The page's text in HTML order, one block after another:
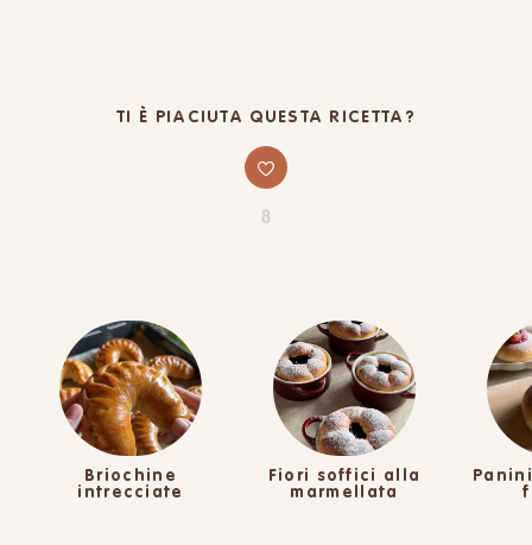
TI È PIACIUTA QUESTA RICETTA?
8
Briochine
intrecciate
Fiori soffici alla
marmellata